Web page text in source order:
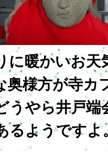
に暖かいお天
奥様方が寺カ
うやら井戸端
るようですよ